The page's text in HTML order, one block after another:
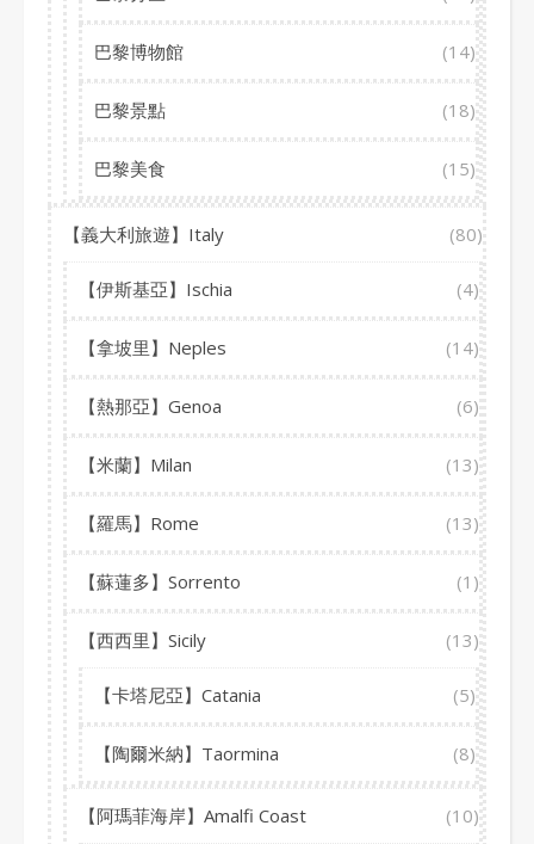
巴黎博物館 (14)
巴黎景點 (18)
巴黎美食 (15)
【義大利旅遊】Italy (80)
【伊斯基亞】Ischia (4)
【拿坡里】Neples (14)
【熱那亞】Genoa (6)
【米蘭】Milan (13)
【羅馬】Rome (13)
【蘇蓮多】Sorrento (1)
【西西里】Sicily (13)
【卡塔尼亞】Catania (5)
【陶爾米納】Taormina (8)
【阿瑪菲海岸】Amalfi Coast (10)